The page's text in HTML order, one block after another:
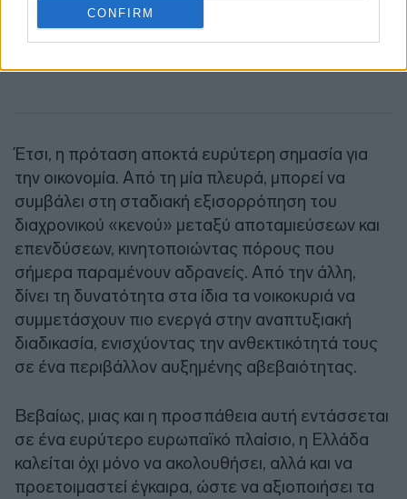
CONFIRM
Έτσι, η πρόταση αποκτά ευρύτερη σημασία για
την οικονομία. Από τη μία πλευρά, μπορεί να
συμβάλει στη σταδιακή εξισορρόπηση του
διαχρονικού «κενού» μεταξύ αποταμιεύσεων και
επενδύσεων, κινητοποιώντας πόρους που
σήμερα παραμένουν αδρανείς. Από την άλλη,
δίνει τη δυνατότητα στα ίδια τα νοικοκυριά να
συμμετάσχουν πιο ενεργά στην αναπτυξιακή
διαδικασία, ενισχύοντας την ανθεκτικότητά τους
σε ένα περιβάλλον αυξημένης αβεβαιότητας.
Βεβαίως, μιας και η προσπάθεια αυτή εντάσσεται
σε ένα ευρύτερο ευρωπαϊκό πλαίσιο, η Ελλάδα
καλείται όχι μόνο να ακολουθήσει, αλλά και να
προετοιμαστεί έγκαιρα, ώστε να αξιοποιήσει τα